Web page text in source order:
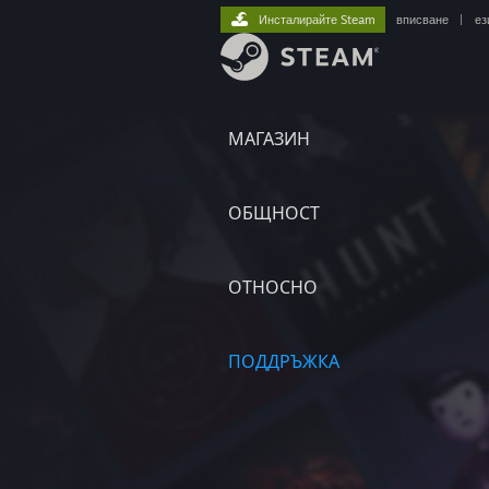
МАГАЗИН
ОБЩНОСТ
ОТНОСНО
ПОДДРЪЖКА
Инсталирайте Steam вписване